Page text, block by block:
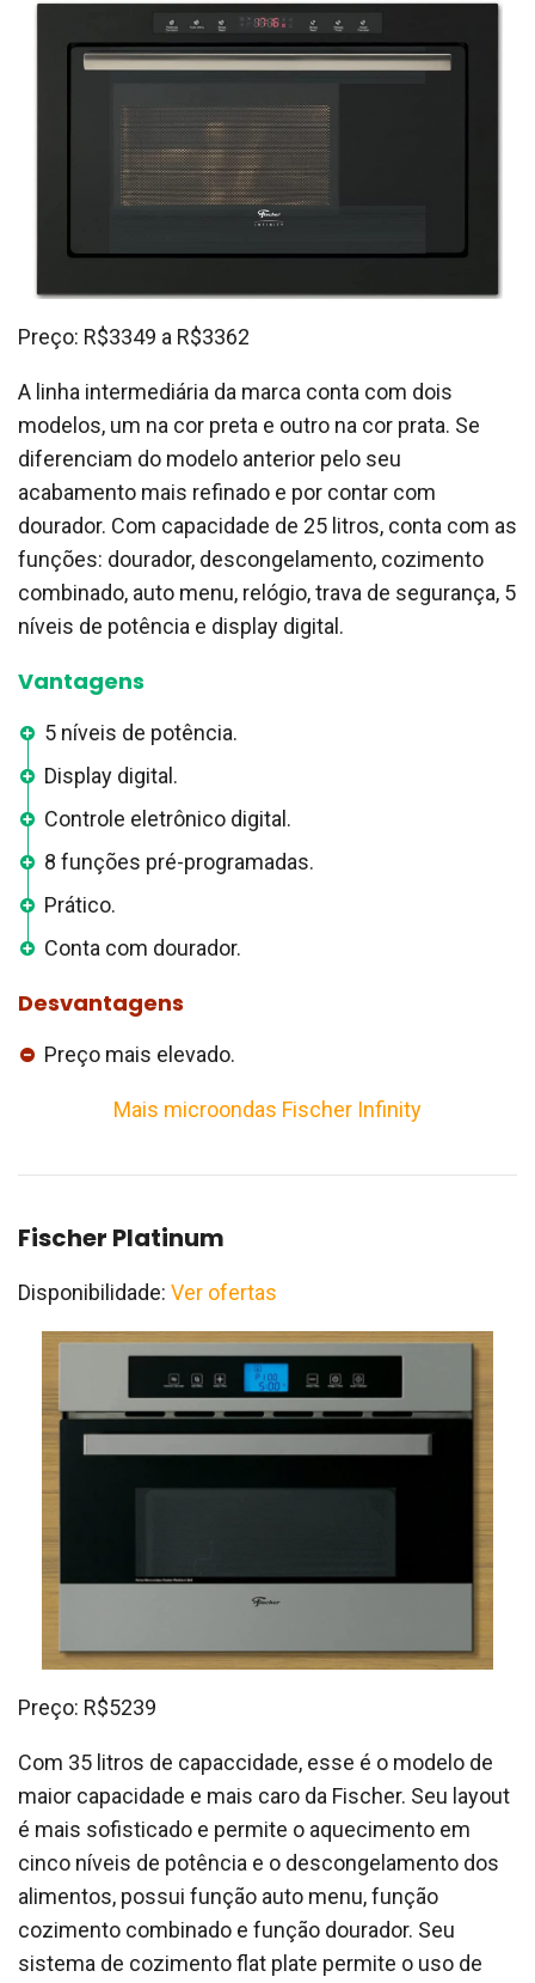
Preço: R$3349 a R$3362
A linha intermediária da marca conta com dois
modelos, um na cor preta e outro na cor prata. Se
diferenciam do modelo anterior pelo seu
acabamento mais refinado e por contar com
dourador. Com capacidade de 25 litros, conta com as
funções: dourador, descongelamento, cozimento
combinado, auto menu, relógio, trava de segurança, 5
níveis de potência e display digital.
Vantagens
5 níveis de potência.
Display digital.
Controle eletrônico digital.
8 funções pré-programadas.
Prático.
Conta com dourador.
Desvantagens
Preço mais elevado.
Mais microondas Fischer Infinity
Fischer Platinum
Disponibilidade: Ver ofertas
Preço: R$5239
Com 35 litros de capaccidade, esse é o modelo de
maior capacidade e mais caro da Fischer. Seu layout
é mais sofisticado e permite o aquecimento em
cinco níveis de potência e o descongelamento dos
alimentos, possui função auto menu, função
cozimento combinado e função dourador. Seu
sistema de cozimento flat plate permite o uso de